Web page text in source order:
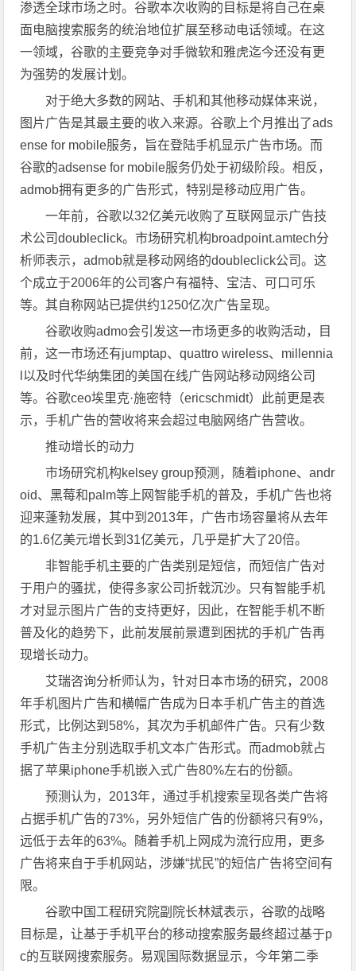
渗透全球市场之时。谷歌本次收购的目标是将自己在桌
面电脑搜索服务的统治地位扩展至移动电话领域。在这
一领域，谷歌的主要竞争对手微软和雅虎迄今还没有更
为强势的发展计划。
对于绝大多数的网站、手机和其他移动媒体来说，
图片广告是其最主要的收入来源。谷歌上个月推出了ads
ense for mobile服务，旨在登陆手机显示广告市场。而
谷歌的adsense for mobile服务仍处于初级阶段。相反，
admob拥有更多的广告形式，特别是移动应用广告。
一年前，谷歌以32亿美元收购了互联网显示广告技
术公司doubleclick。市场研究机构broadpoint.amtech分
析师表示，admob就是移动网络的doubleclick公司。这
个成立于2006年的公司客户有福特、宝洁、可口可乐
等。其自称网站已提供约1250亿次广告呈现。
谷歌收购admo会引发这一市场更多的收购活动，目
前，这一市场还有jumptap、quattro wireless、millennia
l以及时代华纳集团的美国在线广告网站移动网络公司
等。谷歌ceo埃里克·施密特（ericschmidt）此前更是表
示，手机广告的营收将来会超过电脑网络广告营收。
推动增长的动力
市场研究机构kelsey group预测，随着iphone、andr
oid、黑莓和palm等上网智能手机的普及，手机广告也将
迎来蓬勃发展，其中到2013年，广告市场容量将从去年
的1.6亿美元增长到31亿美元，几乎是扩大了20倍。
非智能手机主要的广告类别是短信，而短信广告对
于用户的骚扰，使得多家公司折戟沉沙。只有智能手机
才对显示图片广告的支持更好，因此，在智能手机不断
普及化的趋势下，此前发展前景遭到困扰的手机广告再
现增长动力。
艾瑞咨询分析师认为，针对日本市场的研究，2008
年手机图片广告和横幅广告成为日本手机广告主的首选
形式，比例达到58%，其次为手机邮件广告。只有少数
手机广告主分别选取手机文本广告形式。而admob就占
据了苹果iphone手机嵌入式广告80%左右的份额。
预测认为，2013年，通过手机搜索呈现各类广告将
占据手机广告的73%，另外短信广告的份额将只有9%，
远低于去年的63%。随着手机上网成为流行应用，更多
广告将来自于手机网站，涉嫌“扰民”的短信广告将空间有
限。
谷歌中国工程研究院副院长林斌表示，谷歌的战略
目标是，让基于手机平台的移动搜索服务最终超过基于p
c的互联网搜索服务。易观国际数据显示，今年第二季